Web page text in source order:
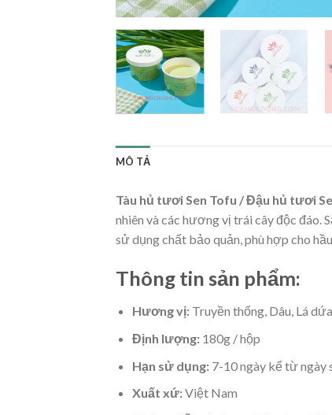
MÔ TẢ
Tàu hủ tươi Sen Tofu / Đậu hủ tươi
nhiên và các hương vị trái cây độc đáo.
sử dụng chất bảo quản, phù hợp cho
Thông tin sản phẩm:
Hương vị:Truyền thống, Dâu, Lá
Định lượng:180g / hộp
Hạn sử dụng:7-10 ngày kể từ ngày
Xuất xứ:Việt Nam